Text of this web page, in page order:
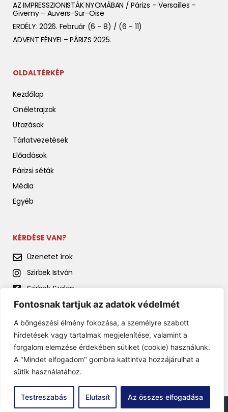
Fontosnak tartjuk az adatok védelmét
A böngészési élmény fokozása, a személyre szabott
hirdetések vagy tartalmak megjelenítése, valamint a
forgalom elemzése érdekében sütiket (cookie) használunk.
A "Mindet elfogadom" gombra kattintva hozzájárulhat a
sütik használatához.
Testreszabás Elutasít Az összes elfogadása
AZ IMPRESSZIONISTÁK NYOMÁBAN / Párizs – Versailles –
Giverny – Auvers-Sur-Oise
ERDÉLY: 2026. Február (6 – 8) / (6 – 11)
ADVENT FÉNYEI – PÁRIZS 2025.
OLDALTÉRKÉP
Kezdőlap
Önéletrajzok
Utazások
Tárlatvezetések
Előadások
Párizsi séták
Média
Egyéb
KÉRDÉSE VAN?
Üzenetet írok
Szirbek István
Szirbek Szalon
Szirbek István előadásai
© 2022 Szirbek István. Minden jog fenntartva. Theme by Sikler Daniel.